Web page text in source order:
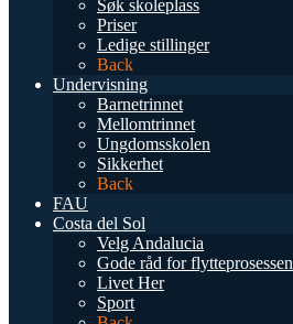
Søk skoleplass
Priser
Ledige stillinger
Back
Undervisning
Barnetrinnet
Mellomtrinnet
Ungdomsskolen
Sikkerhet
Back
FAU
Costa del Sol
Velg Andalucia
Gode råd for flytteprosessen
Livet Her
Sport